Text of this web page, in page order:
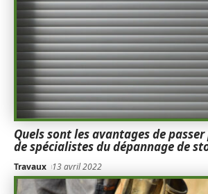
Quels sont les avantages de
de spécialistes du dépannage de
Travaux 13 avril 2022